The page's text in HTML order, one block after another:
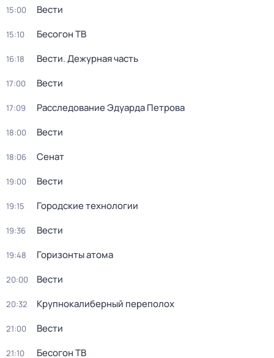
15:00 Вести
15:10 Бесогон ТВ
16:18 Вести. Дежурная часть
17:00 Вести
17:09 Расследование Эдуарда Петрова
18:00 Вести
18:06 Сенат
19:00 Вести
19:15 Городские технологии
19:36 Вести
19:48 Горизонты атома
20:00 Вести
20:32 Крупнокалиберный переполох
21:00 Вести
21:10 Бесогон ТВ